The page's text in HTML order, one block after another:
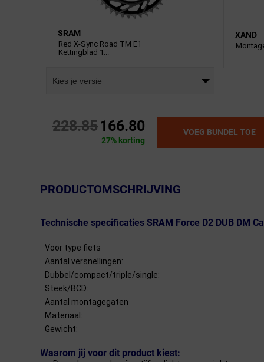
SRAM
Red X-Sync Road TM E1
Kettingblad 1...
Kies je versie
XAND
228.85166.80
27% korting
VOEG BUNDEL TOE
← Terug naar productnavigatie
PRODUCTOMSCHRIJVING
Technische specificaties SRAM Force D2 DUB DM
Voor type fiets
Aantal versnellingen:
Dubbel/compact/triple/single:
Steek/BCD:
Aantal montagegaten
Materiaal:
Gewicht:
Waarom jij voor dit product kiest: